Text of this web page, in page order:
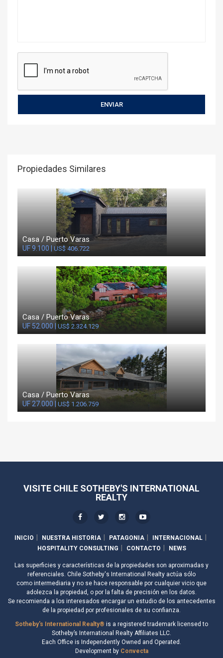
Propiedades Similares
Casa / Puerto Varas
UF 9.100 | US$ 406.722
Casa / Puerto Varas
UF 52.000 | US$ 2.324.129
Casa / Puerto Varas
UF 27.000 | US$ 1.206.759
VISITE CHILE SOTHEBY'S INTERNATIONAL
REALTY
INICIO NUESTRA HISTORIA PATAGONIA
INTERNACIONAL
HOSPITALITY CONSULTING
CONTACTO NEWS
Las superficies y características de la propiedades son aproximadas y
referenciales. Chile Sotheby's International Realty actúa sólo
como intermediaria y no se hace responsable por cualquier vicio que
adolezca la propiedad, o por la falta de precisión en los datos.
Se recomienda a los interesados encargar un estudio de los antecedentes
de la propiedad por profesionales de su confianza.
Sotheby's International Realty® is a registered trademark licensed to
Sotheby’s International Realty Affiliates LLC.
Each Office is Independently Owned and Operated.
Development by Convecta